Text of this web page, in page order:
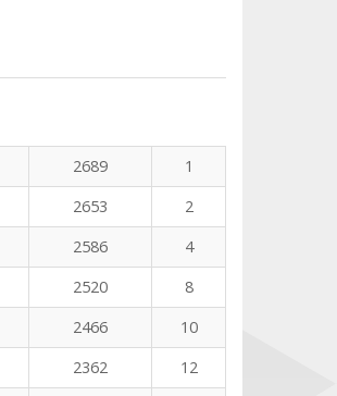
2689
1
2653
2
2586
4
2520
8
2466
10
2362
12